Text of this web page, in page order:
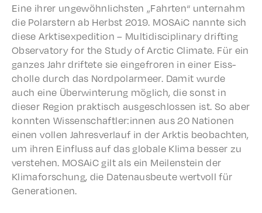
Eine ihrer ungewöhn­lich­sten „Fahrten“ unter­nahm
die Polarstern ab Herb­st 2019. MOSA­iC nannte sich
diese Arkti­s­ex­pe­di­tion – Multi­dis­ci­pli­nary drift­ing
Obser­va­to­ry for the Study of Arctic Climate. Für ein
ganzes Jahr driftete sie einge­froren in einer Eiss­
cholle durch das Nord­po­larmeer. Damit wurde
auch eine Über­win­terung möglich, die sonst in
dieser Region prak­tisch ausgeschlossen ist. So aber
konnten Wissenschaftler:innen aus 20 Natio­nen
einen vollen Jahresver­lauf in der Arktis beobacht­en,
um ihren Einfluss auf das glob­ale Klima bess­er zu
verste­hen. MOSA­iC gilt als ein Meilen­stein der
Klimaforschung, die Date­naus­beute wertvoll für
Generationen.